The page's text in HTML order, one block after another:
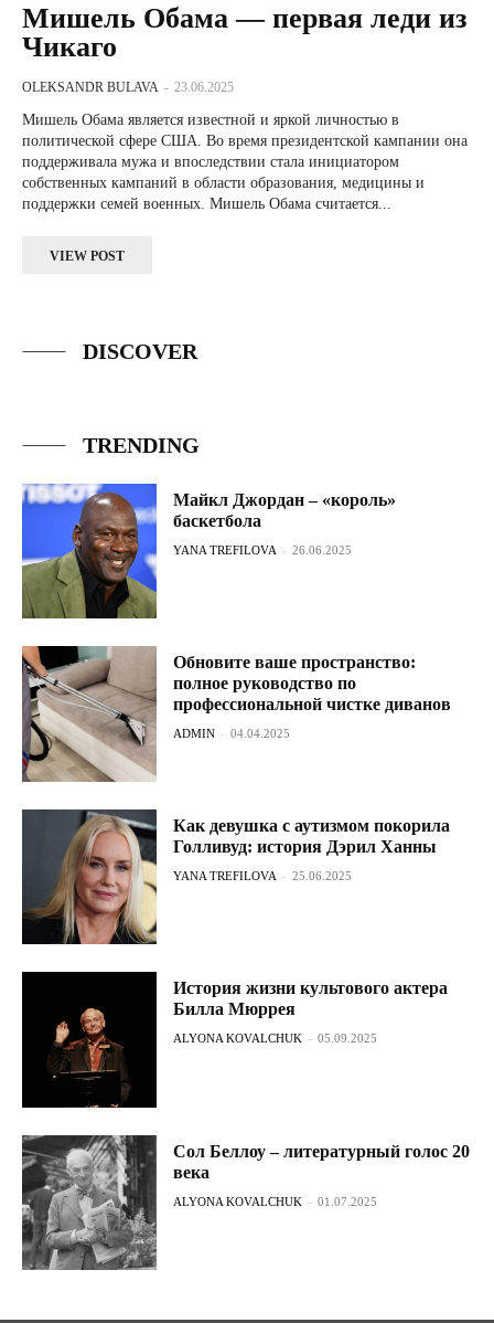
Мишель Обама — первая леди из
Чикаго
OLEKSANDR BULAVA - 23.06.2025
Мишель Обама является известной и яркой личностью в
политической сфере США. Во время президентской кампании она
поддерживала мужа и впоследствии стала инициатором
собственных кампаний в области образования, медицины и
поддержки семей военных. Мишель Обама считается...
VIEW POST
DISCOVER
TRENDING
Майкл Джордан – «король»
баскетбола
YANA TREFILOVA - 26.06.2025
Обновите ваше пространство:
полное руководство по
профессиональной чистке диванов
ADMIN - 04.04.2025
Как девушка с аутизмом покорила
Голливуд: история Дэрил Ханны
YANA TREFILOVA - 25.06.2025
История жизни культового актера
Билла Мюррея
ALYONA KOVALCHUK - 05.09.2025
Сол Беллоу – литературный голос 20
века
ALYONA KOVALCHUK - 01.07.2025